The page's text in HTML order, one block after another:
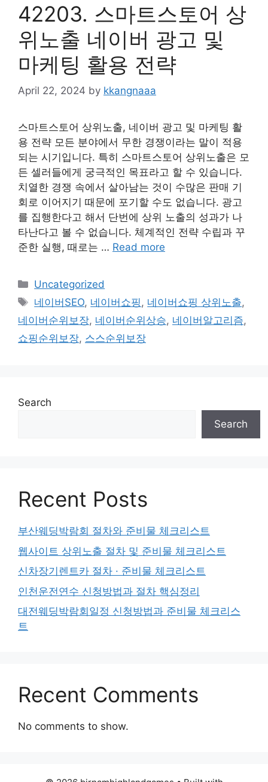
42203. 스마트스토어 상
위노출 네이버 광고 및
마케팅 활용 전략
April 22, 2024 by kkangnaaa
스마트스토어 상위노출, 네이버 광고 및 마케팅 활
용 전략 모든 분야에서 무한 경쟁이라는 말이 적용
되는 시기입니다. 특히 스마트스토어 상위노출은 모
든 셀러들에게 궁극적인 목표라고 할 수 있습니다.
치열한 경쟁 속에서 살아남는 것이 수많은 판매 기
회로 이어지기 때문에 포기할 수도 없습니다. 광고
를 집행한다고 해서 단번에 상위 노출의 성과가 나
타난다고 볼 수 없습니다. 체계적인 전략 수립과 꾸
준한 실행, 때로는 … Read more
Categories
Uncategorized
Tags
네이버SEO, 네이버쇼핑, 네이버쇼핑 상위노출,
네이버순위보장, 네이버순위상승, 네이버알고리즘,
쇼핑순위보장, 스스순위보장
Search
Search
Recent Posts
부산웨딩박람회 절차와 준비물 체크리스트
웹사이트 상위노출 절차 및 준비물 체크리스트
신차장기렌트카 절차 · 준비물 체크리스트
인천운전연수 신청방법과 절차 핵심정리
대전웨딩박람회일정 신청방법과 준비물 체크리스
트
Recent Comments
No comments to show.